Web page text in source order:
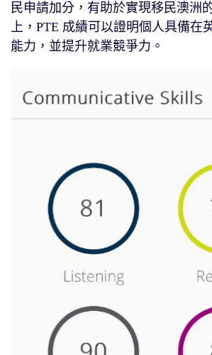
民申請加分，有助於實現移民澳洲
上，PTE 成績可以證明個人具備在
能力，並提升就業競爭力。